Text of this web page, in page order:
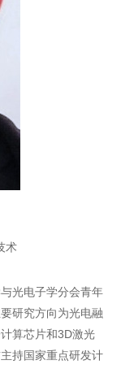
术
光电子学分会青年
研究方向为光电融
算芯片和3D激光
持国家重点研发计